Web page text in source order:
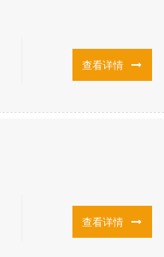
查看详情
查看详情